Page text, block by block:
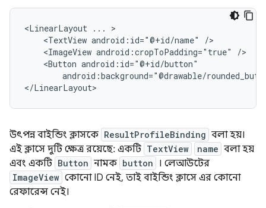
<LinearLayout ...
<TextView android:id="@+id/name"
<ImageView android:cropToPadding="true"
<Button
android:background="@drawable/
উৎপন্ন বাইন্ডিং ক্লাসকে ResultProfileBinding বলা হয়।
এই ক্লাসে দুটি ক্ষেত্র রয়েছে: একটি TextView name বলা হয়
এবং একটি Button নামক button । লেআউটের
ImageView কোনো ID নেই, তাই বাইন্ডিং ক্লাসে এর কোনো
রেফারেন্স নেই।